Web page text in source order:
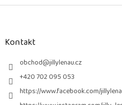
Z
Kontakt
obchod@jillylenau.cz
+420 702 095 053
https://www.facebook.com/